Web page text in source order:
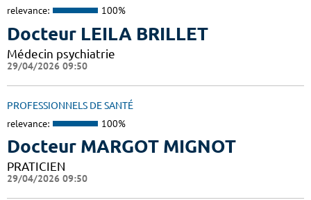
relevance: 100%
Docteur LEILA BRILLET
Médecin psychiatrie
29/04/2026 09:50
PROFESSIONNELS DE SANTÉ
relevance: 100%
Docteur MARGOT MIGNOT
PRATICIEN
29/04/2026 09:50